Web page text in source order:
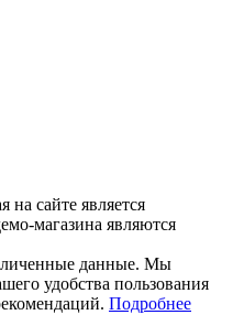
на сайте является
магазина являются
данные. Мы
удобства пользования
Подробнее